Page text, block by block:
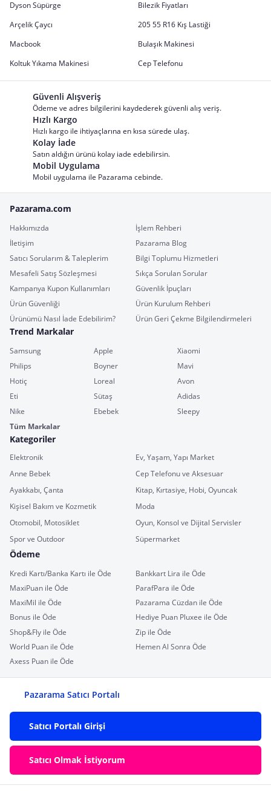
Dyson Süpürge
Bilezik Fiyatları
Arçelik Çaycı
205 55 R16 Kış Lastiği
Macbook
Bulaşık Makinesi
Koltuk Yıkama Makinesi
Cep Telefonu
Güvenli Alışveriş
Ödeme ve adres bilgilerini kaydederek güvenli alış veriş.
Hızlı Kargo
Hızlı kargo ile ihtiyaçlarına en kısa sürede ulaş.
Kolay İade
Satın aldığın ürünü kolay iade edebilirsin.
Mobil Uygulama
Mobil uygulama ile Pazarama cebinde.
Pazarama.com
Hakkımızda
İşlem Rehberi
İletişim
Pazarama Blog
Satıcı Sorularım & Taleplerim
Bilgi Toplumu Hizmetleri
Mesafeli Satış Sözleşmesi
Sıkça Sorulan Sorular
Kampanya Kupon Kullanımları
Güvenlik İpuçları
Ürün Güvenliği
Ürün Kurulum Rehberi
Ürünümü Nasıl İade Edebilirim?
Ürün Geri Çekme Bilgilendirmeleri
Trend Markalar
Samsung Apple
Xiaomi
Philips
Boyner
Mavi
Hotiç
Loreal
Avon
Eti
Sütaş
Adidas
Nike
Ebebek
Sleepy
Tüm Markalar
Kategoriler
Elektronik
Ev, Yaşam, Yapı Market
Anne Bebek
Cep Telefonu ve Aksesuar
Ayakkabı, Çanta
Kitap, Kırtasiye, Hobi, Oyuncak
Kişisel Bakım ve Kozmetik
Moda
Otomobil, Motosiklet
Oyun, Konsol ve Dijital Servisler
Spor ve Outdoor
Süpermarket
Ödeme
Kredi Kartı/Banka Kartı ile Öde
Bankkart Lira ile Öde
MaxiPuan ile Öde
ParafPara ile Öde
MaxiMil ile Öde
Pazarama Cüzdan ile Öde
Bonus ile Öde
Hediye Puan Pluxee ile Öde
Shop&Fly ile Öde
Zip ile Öde
World Puan ile Öde
Hemen Al Sonra Öde
Axess Puan ile Öde
Pazarama Satıcı Portalı
Satıcı Portalı Girişi
Satıcı Olmak İstiyorum